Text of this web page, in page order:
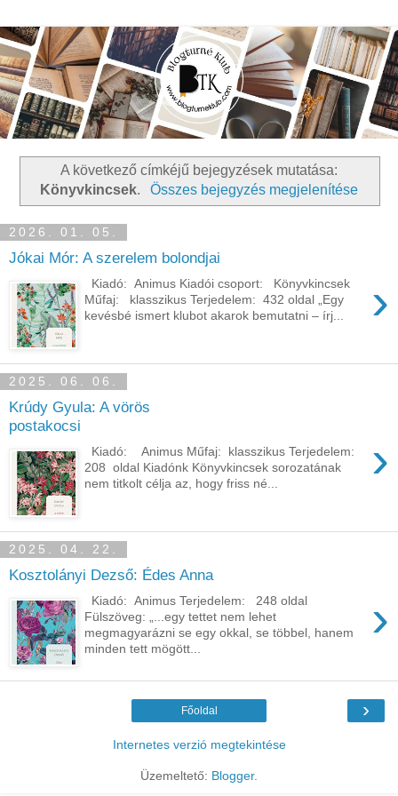
A következő címkéjű bejegyzések mutatása:
Könyvkincsek. Összes bejegyzés megjelenítése
2026. 01. 05.
Jókai Mór: A szerelem bolondjai
›
Kiadó: Animus Kiadói csoport: Könyvkincsek
Műfaj: klasszikus Terjedelem: 432 oldal „Egy
kevésbé ismert klubot akarok bemutatni – írj...
2025. 06. 06.
Krúdy Gyula: A vörös
postakocsi
›
Kiadó: Animus Műfaj: klasszikus Terjedelem:
208 oldal Kiadónk Könyvkincsek sorozatának
nem titkolt célja az, hogy friss né...
2025. 04. 22.
Kosztolányi Dezső: Édes Anna
›
Kiadó: Animus Terjedelem: 248 oldal
Fülszöveg: „...egy tettet nem lehet
megmagyarázni se egy okkal, se többel, hanem
minden tett mögött...
›
Főoldal
Internetes verzió megtekintése
Üzemeltető: Blogger.